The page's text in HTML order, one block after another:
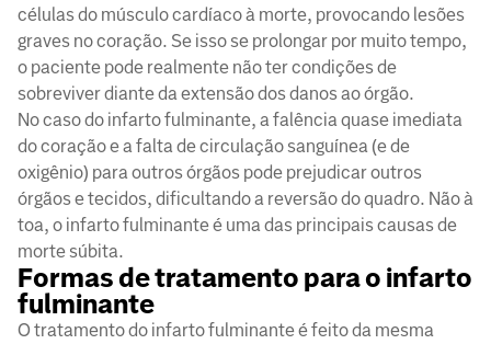
células do músculo cardíaco à morte, provocando lesões
graves no coração. Se isso se prolongar por muito tempo,
o paciente pode realmente não ter condições de
sobreviver diante da extensão dos danos ao órgão.
No caso do infarto fulminante, a falência quase imediata
do coração e a falta de circulação sanguínea (e de
oxigênio) para outros órgãos pode prejudicar outros
órgãos e tecidos, dificultando a reversão do quadro. Não à
toa, o infarto fulminante é uma das principais causas de
morte súbita.
Formas de tratamento para o infarto
fulminante
O tratamento do infarto fulminante é feito da mesma